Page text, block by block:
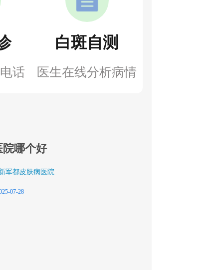
话
白斑自测
医生在线分析病情
院哪个好
军都皮肤病医院
07-28